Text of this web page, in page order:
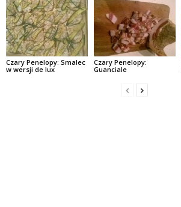
Czary Penelopy: Smalec
w wersji de lux
Czary Penelopy:
Guanciale